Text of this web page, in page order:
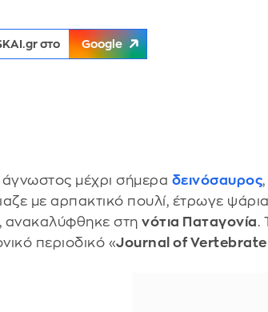
στο Google
άγνωστος μέχρι σήμερα δεινόσαυρος
με αρπακτικό πουλί, έτρωγε
ανακαλύφθηκε στηνότια Παταγονία.
περιοδικό «Journal of